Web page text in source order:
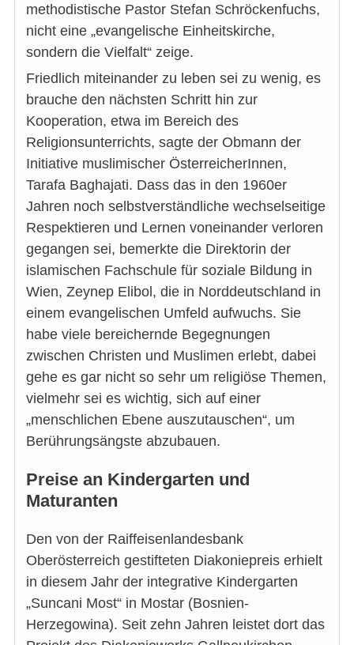
methodistische Pastor Stefan Schröckenfuchs,
nicht eine „evangelische Einheitskirche,
sondern die Vielfalt“ zeige.
Friedlich miteinander zu leben sei zu wenig, es
brauche den nächsten Schritt hin zur
Kooperation, etwa im Bereich des
Religionsunterrichts, sagte der Obmann der
Initiative muslimischer ÖsterreicherInnen,
Tarafa Baghajati. Dass das in den 1960er
Jahren noch selbstverständliche wechselseitige
Respektieren und Lernen voneinander verloren
gegangen sei, bemerkte die Direktorin der
islamischen Fachschule für soziale Bildung in
Wien, Zeynep Elibol, die in Norddeutschland in
einem evangelischen Umfeld aufwuchs. Sie
habe viele bereichernde Begegnungen
zwischen Christen und Muslimen erlebt, dabei
gehe es gar nicht so sehr um religiöse Themen,
vielmehr sei es wichtig, sich auf einer
„menschlichen Ebene auszutauschen“, um
Berührungsängste abzubauen.
Preise an Kindergarten und
Maturanten
Den von der Raiffeisenlandesbank
Oberösterreich gestifteten Diakoniepreis erhielt
in diesem Jahr der integrative Kindergarten
„Suncani Most“ in Mostar (Bosnien-
Herzegowina). Seit zehn Jahren leistet dort das